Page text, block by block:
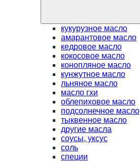
кукурузное масло
амарантовое масло
кедровое масло
кокосовое масло
конопляное масло
кунжутное масло
льняное масло
масло гхи
облепиховое масло
подсолнечное масло
тыквенное масло
другие масла
соусы, уксус
соль
специи